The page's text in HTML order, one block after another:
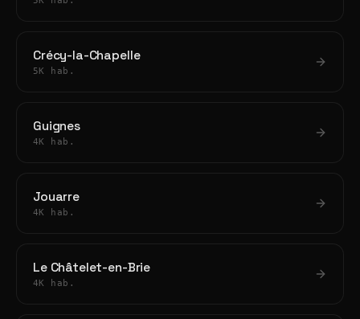
Crécy-la-Chapelle
5K hab.
Guignes
4K hab.
Jouarre
4K hab.
Le Châtelet-en-Brie
4K hab.